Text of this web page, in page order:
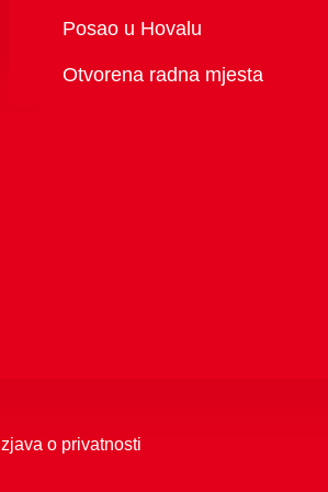
Pregled
Posao u Hovalu
Otvorena radna mjesta
Izjava o privatnosti